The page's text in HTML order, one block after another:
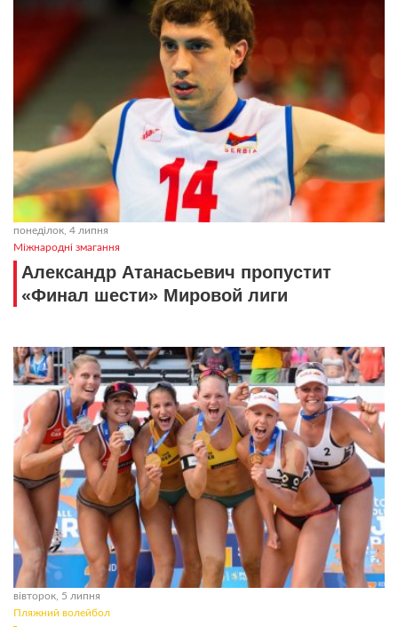
понеділок, 4 липня
Міжнародні змагання
Александр Атанасьевич пропустит
«Финал шести» Мировой лиги
вівторок, 5 липня
Пляжний волейбол